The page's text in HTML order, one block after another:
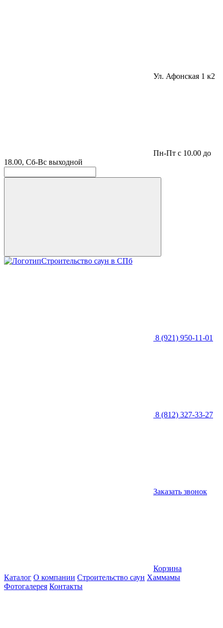
Ул. Афонская 1 к2
Пн-Пт с 10.00 до
18.00, Сб-Вс выходной
Строительство саун в СПб
8 (921) 950-11-01
8 (812) 327-33-27
Заказать звонок
Корзина
Каталог О компании Строительство саун Хаммамы
Фотогалерея Контакты